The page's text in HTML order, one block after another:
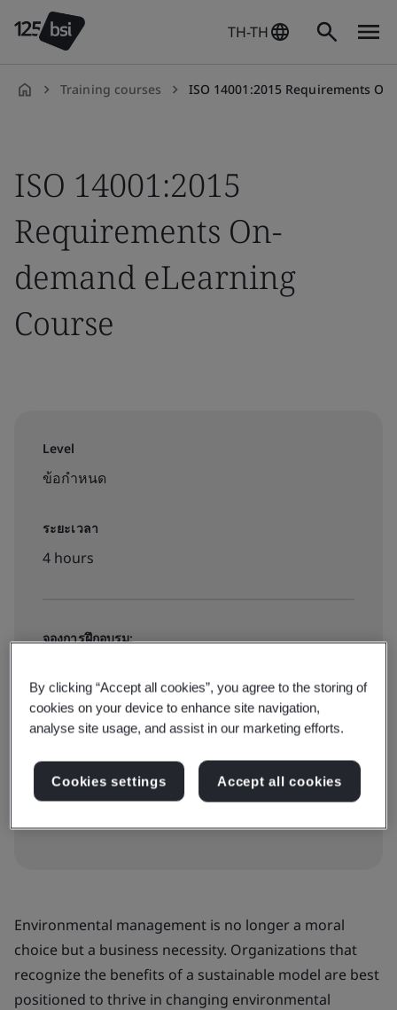
TH-TH
Training courses ISO 14001:2015 Requirements On-
ISO 14001:2015
Requirements On-
demand eLearning
Course
Level
ข้อกำหนด
ระยะเวลา
4 hours
จองการฝึกอบรม:
฿2000
Book your place
Environmental management is no longer a moral
choice but a business necessity. Organizations that
recognize the benefits of a sustainable model are best
positioned to thrive in changing environmental
By clicking “Accept all cookies”, you agree to the storing of
cookies on your device to enhance site navigation,
analyse site usage, and assist in our marketing efforts.
Cookies settings Accept all cookies